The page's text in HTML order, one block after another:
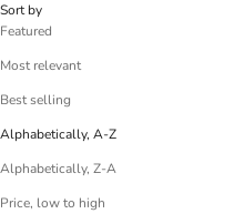
Sort by
Featured
Most relevant
Best selling
Alphabetically, A-Z
Alphabetically, Z-A
Price, low to high